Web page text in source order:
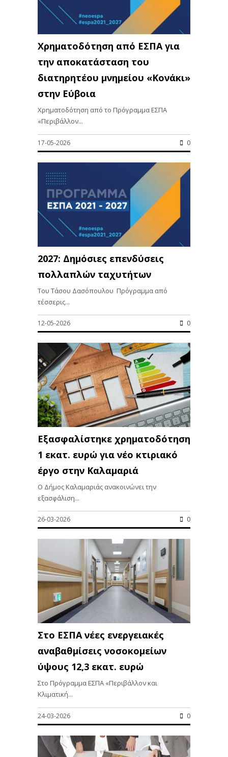
Χρηματοδότηση από ΕΣΠΑ για
την αποκατάσταση του
διατηρητέου μνημείου «Κονάκι»
στην Εύβοια
Χρηματοδότηση από το Πρόγραμμα ΕΣΠΑ
«Περιβάλλον...
17-05-2026 0
2027: Δημόσιες επενδύσεις
πολλαπλών ταχυτήτων
Του Τάσου Δασόπουλου Πρόγραμμα από
τέσσερις...
12-05-2026 0
Εξασφαλίστηκε χρηματοδότηση
1 εκατ. ευρώ για νέο κτιριακό
έργο στην Καλαμαριά
Ο Δήμος Καλαμαριάς ανακοινώνει την
εξασφάλιση...
26-03-2026 0
Στο ΕΣΠΑ νέες ενεργειακές
αναβαθμίσεις νοσοκομείων
ύψους 12,3 εκατ. ευρώ
Στο Πρόγραμμα ΕΣΠΑ «Περιβάλλον και
Κλιματική...
24-03-2026 0